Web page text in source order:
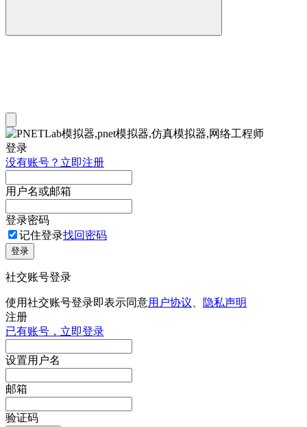
登录
没有账号？立即注册
用户名或邮箱
登录密码
记住登录找回密码
登录
社交账号登录
使用社交账号登录即表示同意用户协议
隐私声明
注册
已有账号，立即登录
设置用户名
邮箱
验证码